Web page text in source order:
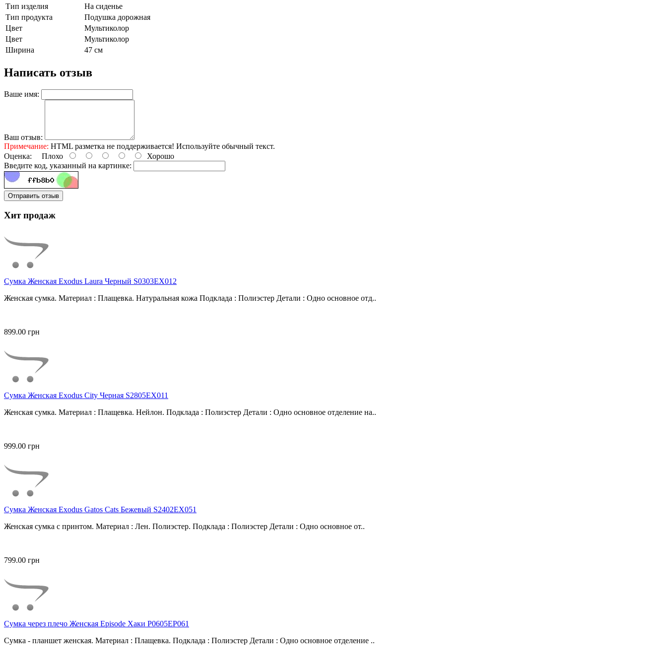
Тип изделия
На сиденье
Тип продукта
Подушка дорожная
Цвет
Мультиколор
Цвет
Мультиколор
Ширина
47 см
Написать отзыв
Ваше имя:
Ваш отзыв:
Примечание: HTML разметка не поддерживается! Используйте обычный текст.
Оценка: Плохо
Хорошо
Введите код, указанный на картинке:
Отправить отзыв
Хит продаж
Сумка Женская Exodus Laura Черный S0303EX012
Женская сумка. Материал : Плащевка. Натуральная кожа Подклада : Полиэстер Детали : Одно основное отд..
899.00 грн
Сумка Женская Exodus City Черная S2805EX011
Женская сумка. Материал : Плащевка. Нейлон. Подклада : Полиэстер Детали : Одно основное отделение на..
999.00 грн
Сумка Женская Exodus Gatos Cats Бежевый S2402EX051
Женская сумка с принтом. Материал : Лен. Полиэстер. Подклада : Полиэстер Детали : Одно основное от..
799.00 грн
Сумка через плечо Женская Episode Хаки P0605EP061
Сумка - планшет женская. Материал : Плащевка. Подклада : Полиэстер Детали : Одно основное отделение ..